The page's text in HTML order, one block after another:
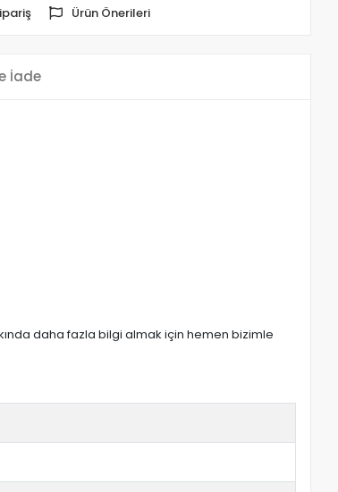
Ürün Önerileri
İade
daha fazla bilgi almak için hemen bizimle